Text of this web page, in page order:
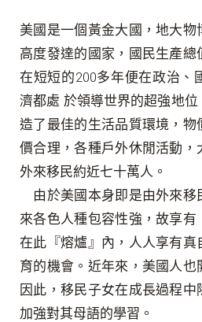
美國是一個黃金大國，地大
高度發達的國家，國民生產總
在短短的200多年便在政治、
濟都處 於領導世界的超強地位
造了最佳的生活品質環境，
價合理，各種戶外休閒活動，
外來移民約近七十萬人。
由於美國本身即是由外來
來各色人種包容性強，故享有
在此『熔爐』內，人人享有
育的機會。近年來，美國人也
因此，移民子女在成長過程
加強對其母語的學習。